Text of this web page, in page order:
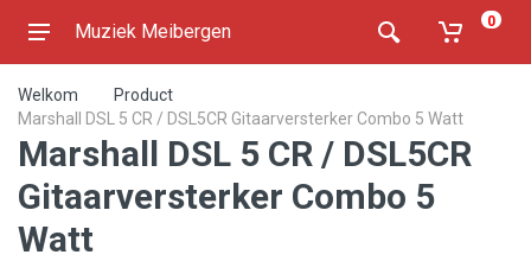
Muziek Meibergen 0
Welkom
Product
Marshall DSL 5 CR / DSL5CR Gitaarversterker Combo 5 Watt
Marshall DSL 5 CR / DSL5CR
Gitaarversterker Combo 5
Watt